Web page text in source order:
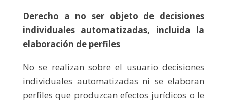
Derecho a no ser objeto de decisiones
individuales automatizadas, incluida la
elaboración de perfiles
No se realizan sobre el usuario decisiones
individuales automatizadas ni se elaboran
perfiles que produzcan efectos jurídicos o le